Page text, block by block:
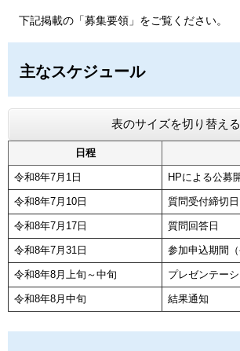
下記掲載の「募集要領」をご覧ください。
主なスケジュール
表のサイズを切り替える
日程
令和8年7月1日 HPによる公募
令和8年7月10日 質問受付締切日
令和8年7月17日 質問回答日
令和8年7月31日 参加申込期間（
令和8年8月上旬～中旬 プレゼンテー
令和8年8月中旬 結果通知